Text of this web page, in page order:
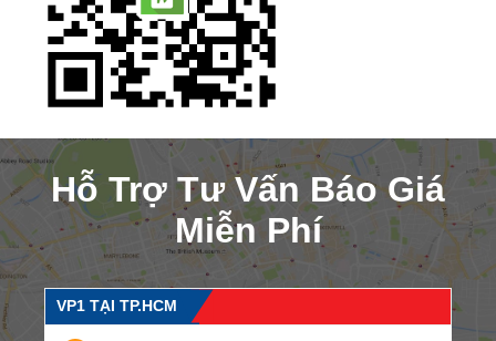
Hỗ Trợ Tư Vấn Báo Giá
Miễn Phí
VP1 TẠI TP.HCM